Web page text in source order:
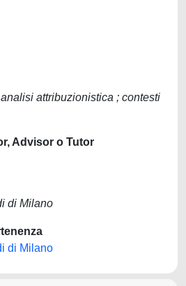
attribuzionistica ; contesti
Advisor o Tutor
di Milano
di Milano